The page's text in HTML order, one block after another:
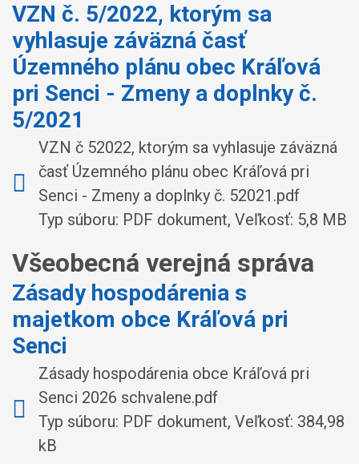
VZN č. 5/2022, ktorým sa
vyhlasuje záväzná časť
Územného plánu obec Kráľová
pri Senci - Zmeny a doplnky č.
5/2021
VZN č 52022, ktorým sa vyhlasuje záväzná
časť Územného plánu obec Kráľová pri
Senci - Zmeny a doplnky č. 52021.pdf
Typ súboru: PDF dokument, Veľkosť: 5,8 MB
Všeobecná verejná správa
Zásady hospodárenia s
majetkom obce Kráľová pri
Senci
Zásady hospodárenia obce Kráľová pri
Senci 2026 schvalene.pdf
Typ súboru: PDF dokument, Veľkosť: 384,98
kB